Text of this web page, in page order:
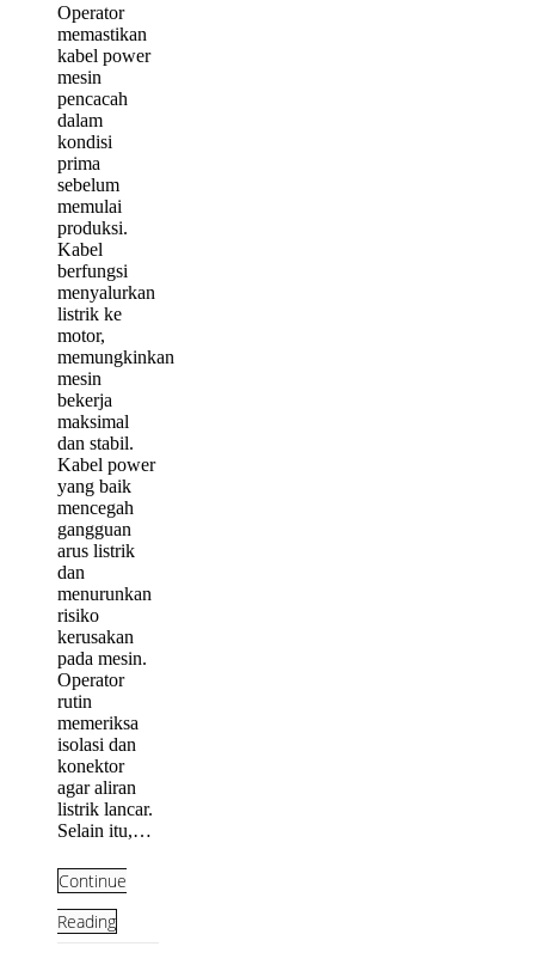
Operator
memastikan
kabel power
mesin
pencacah
dalam
kondisi
prima
sebelum
memulai
produksi.
Kabel
berfungsi
menyalurkan
listrik ke
motor,
memungkinkan
mesin
bekerja
maksimal
dan stabil.
Kabel power
yang baik
mencegah
gangguan
arus listrik
dan
menurunkan
risiko
kerusakan
pada mesin.
Operator
rutin
memeriksa
isolasi dan
konektor
agar aliran
listrik lancar.
Selain itu,…
Continue
Reading